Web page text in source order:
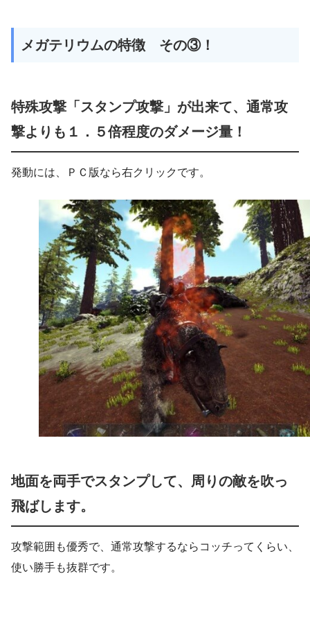
メガテリウムの特徴 その③！
特殊攻撃「スタンプ攻撃」が出来て、通常攻
撃よりも１．５倍程度のダメージ量！
発動には、ＰＣ版なら右クリックです。
地面を両手でスタンプして、周りの敵を吹っ
飛ばします。
攻撃範囲も優秀で、通常攻撃するならコッチってくらい、
使い勝手も抜群です。